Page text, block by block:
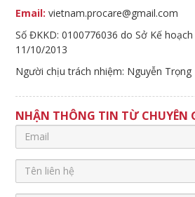
Email: vietnam.procare@gmail.com
Số ĐKKD: 0100776036 do Sở Kế
11/10/2013
Người chịu trách nhiệm: Nguyễn Trọng
NHẬN THÔNG TIN TỪ CHUYÊN